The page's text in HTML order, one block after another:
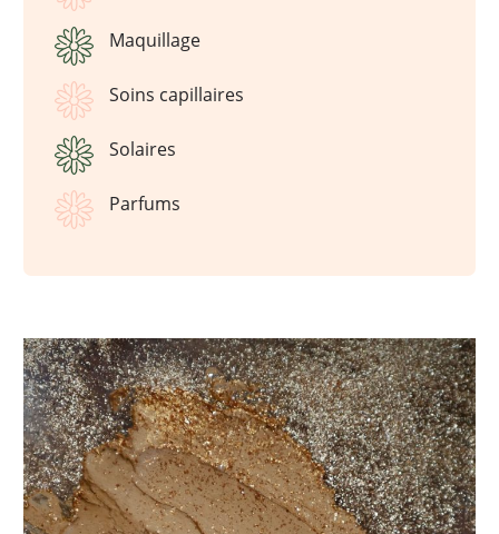
Maquillage
Soins capillaires
Solaires
Parfums